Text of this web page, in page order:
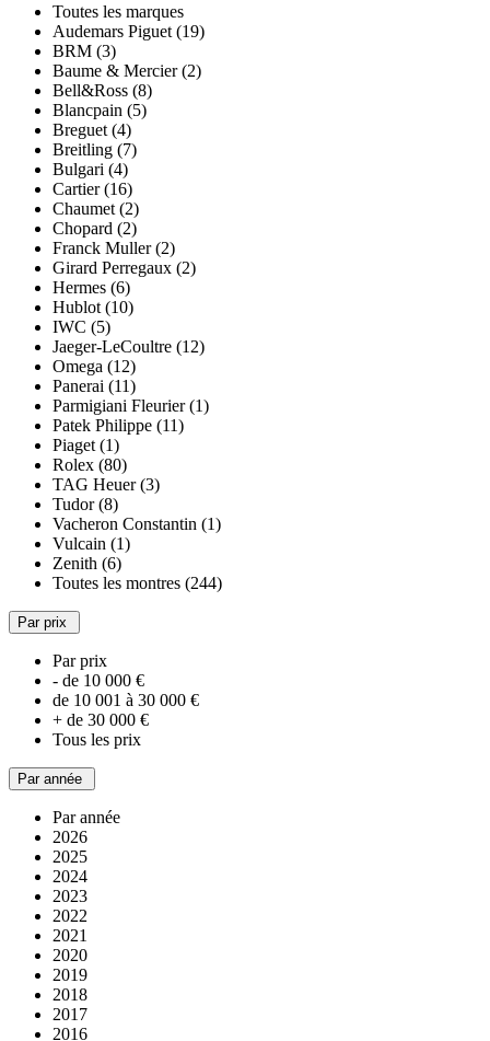
Toutes les marques
Audemars Piguet (19)
BRM (3)
Baume & Mercier (2)
Bell&Ross (8)
Blancpain (5)
Breguet (4)
Breitling (7)
Bulgari (4)
Cartier (16)
Chaumet (2)
Chopard (2)
Franck Muller (2)
Girard Perregaux (2)
Hermes (6)
Hublot (10)
IWC (5)
Jaeger-LeCoultre (12)
Omega (12)
Panerai (11)
Parmigiani Fleurier (1)
Patek Philippe (11)
Piaget (1)
Rolex (80)
TAG Heuer (3)
Tudor (8)
Vacheron Constantin (1)
Vulcain (1)
Zenith (6)
Toutes les montres (244)
Par prix
Par prix
- de 10 000 €
de 10 001 à 30 000 €
+ de 30 000 €
Tous les prix
Par année
Par année
2026
2025
2024
2023
2022
2021
2020
2019
2018
2017
2016